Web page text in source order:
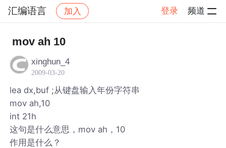
汇编语言 加入 登录 频道
汇编语言
mov ah 10
xinghun_4
2009-03-20
lea dx,buf ;从键盘输入年份字符串
mov ah,10
int 21h
这句是什么意思，mov ah，10
作用是什么？